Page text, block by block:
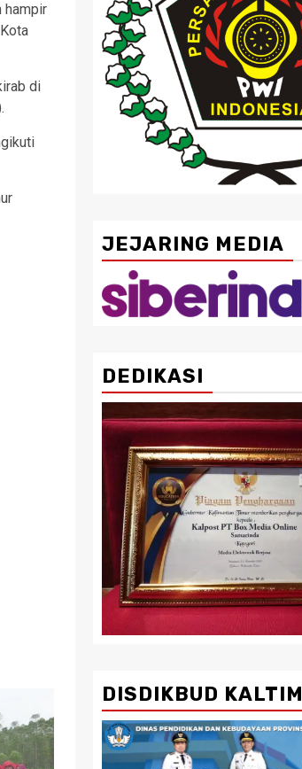
hampir
di
JEJARING MEDIA
DEDIKASI
DISDIKBUD KALTIM